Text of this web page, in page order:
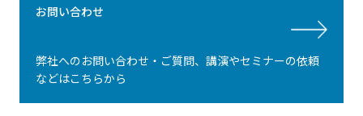
お問い合わせ
弊社へのお問い合わせ・ご質問、講演やセミナーの依頼
などはこちらから